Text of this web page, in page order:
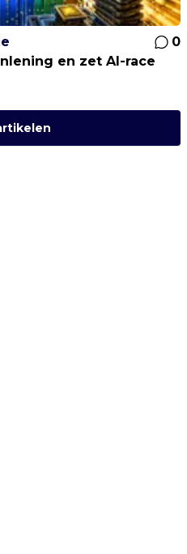
0
en zet AI-race